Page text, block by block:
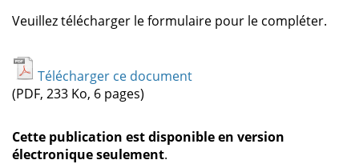
Veuillez télécharger le formulaire pour le compléter.
Télécharger ce document
(PDF, 233 Ko, 6 pages)
Cette publication est disponible en version
électronique seulement.